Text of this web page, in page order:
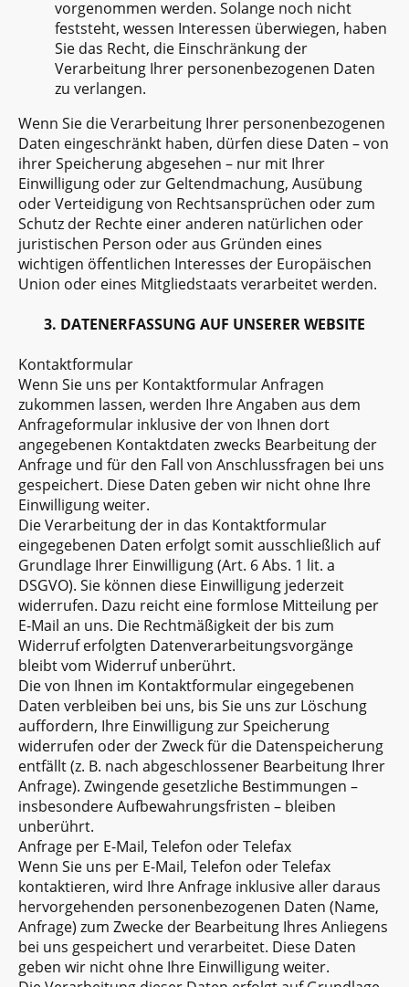
vorgenommen werden. Solange noch nicht
feststeht, wessen Interessen überwiegen, haben
Sie das Recht, die Einschränkung der
Verarbeitung Ihrer personenbezogenen Daten
zu verlangen.
Wenn Sie die Verarbeitung Ihrer personenbezogenen
Daten eingeschränkt haben, dürfen diese Daten – von
ihrer Speicherung abgesehen – nur mit Ihrer
Einwilligung oder zur Geltendmachung, Ausübung
oder Verteidigung von Rechtsansprüchen oder zum
Schutz der Rechte einer anderen natürlichen oder
juristischen Person oder aus Gründen eines
wichtigen öffentlichen Interesses der Europäischen
Union oder eines Mitgliedstaats verarbeitet werden.
3. DATENERFASSUNG AUF UNSERER WEBSITE
Kontaktformular
Wenn Sie uns per Kontaktformular Anfragen
zukommen lassen, werden Ihre Angaben aus dem
Anfrageformular inklusive der von Ihnen dort
angegebenen Kontaktdaten zwecks Bearbeitung der
Anfrage und für den Fall von Anschlussfragen bei uns
gespeichert. Diese Daten geben wir nicht ohne Ihre
Einwilligung weiter.
Die Verarbeitung der in das Kontaktformular
eingegebenen Daten erfolgt somit ausschließlich auf
Grundlage Ihrer Einwilligung (Art. 6 Abs. 1 lit. a
DSGVO). Sie können diese Einwilligung jederzeit
widerrufen. Dazu reicht eine formlose Mitteilung per
E-Mail an uns. Die Rechtmäßigkeit der bis zum
Widerruf erfolgten Datenverarbeitungsvorgänge
bleibt vom Widerruf unberührt.
Die von Ihnen im Kontaktformular eingegebenen
Daten verbleiben bei uns, bis Sie uns zur Löschung
auffordern, Ihre Einwilligung zur Speicherung
widerrufen oder der Zweck für die Datenspeicherung
entfällt (z. B. nach abgeschlossener Bearbeitung Ihrer
Anfrage). Zwingende gesetzliche Bestimmungen –
insbesondere Aufbewahrungsfristen – bleiben
unberührt.
Anfrage per E-Mail, Telefon oder Telefax
Wenn Sie uns per E-Mail, Telefon oder Telefax
kontaktieren, wird Ihre Anfrage inklusive aller daraus
hervorgehenden personenbezogenen Daten (Name,
Anfrage) zum Zwecke der Bearbeitung Ihres Anliegens
bei uns gespeichert und verarbeitet. Diese Daten
geben wir nicht ohne Ihre Einwilligung weiter.